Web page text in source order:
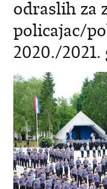
odraslih za
policajac/
2020./